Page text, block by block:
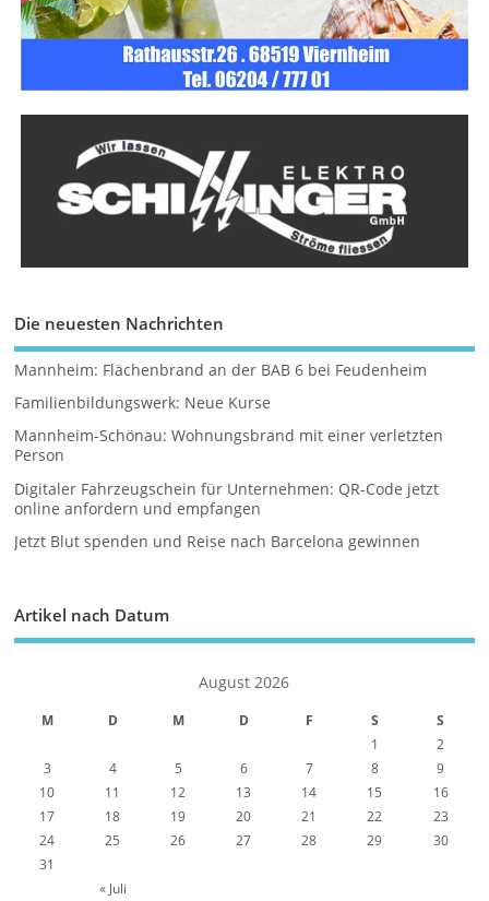
Die neuesten Nachrichten
Mannheim: Flächenbrand an der BAB 6 bei Feudenheim
Familienbildungswerk: Neue Kurse
Mannheim-Schönau: Wohnungsbrand mit einer verletzten
Person
Digitaler Fahrzeugschein für Unternehmen: QR-Code jetzt
online anfordern und empfangen
Jetzt Blut spenden und Reise nach Barcelona gewinnen
Artikel nach Datum
August 2026
M D M D F S S
« Juli
1
2
3
4 5 6 7 8
9
10
11 12 13 14 15
16
17
18 19 20 21 22
23
24
25 26 27 28 29
30
31